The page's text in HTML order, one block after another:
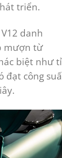
triển.
danh
mượn từ
biệt như tỉ
đạt công